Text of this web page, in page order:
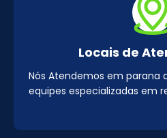
Locais de
Nós Atendemos em parana
equipes especializadas em